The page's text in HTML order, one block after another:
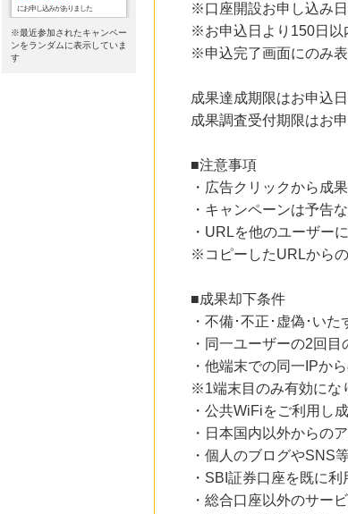
12時間前
電子貸本Renta!
14.0
※最近参加されたキャンペー
ンをランダムに表示していま
す
※口座開設お申し込み
※お申込日より150日以
※申込完了画面にのみ
成果達成期限はお申込
成果調査受付期限はお
■注意事項
・広告クリックから成
・キャンペーンは予告
・URLを他のユーザー
※コピーしたURLから
■成果却下条件
・不備･不正･虚偽･い
・同一ユーザーの2回目
・他端末での同一IPか
※1端末目のみ有効にな
・公共WiFiをご利用し
・日本国内以外からの
・個人のブログやSNS
・SBI証券口座を既に
・総合口座以外のサー